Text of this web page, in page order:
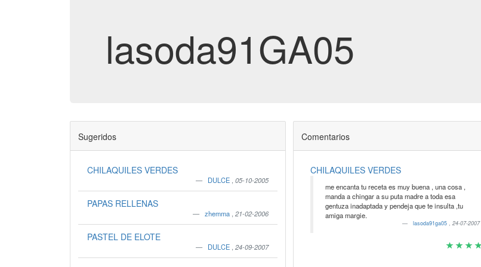
lasoda91GA05
Sugeridos
CHILAQUILES VERDES
DULCE ,05-10-2005
PAPAS RELLENAS
zhemma ,21-02-2006
PASTEL DE ELOTE
DULCE ,24-09-2007
Comentarios
CHILAQUILES VERDES
me encanta tu receta es muy buena , una cosa ,
manda a chingar a su puta madre a toda esa
gentuza inadaptada y pendeja que te insulta ,tu
amiga margie.
lasoda91ga05,24-07-2007